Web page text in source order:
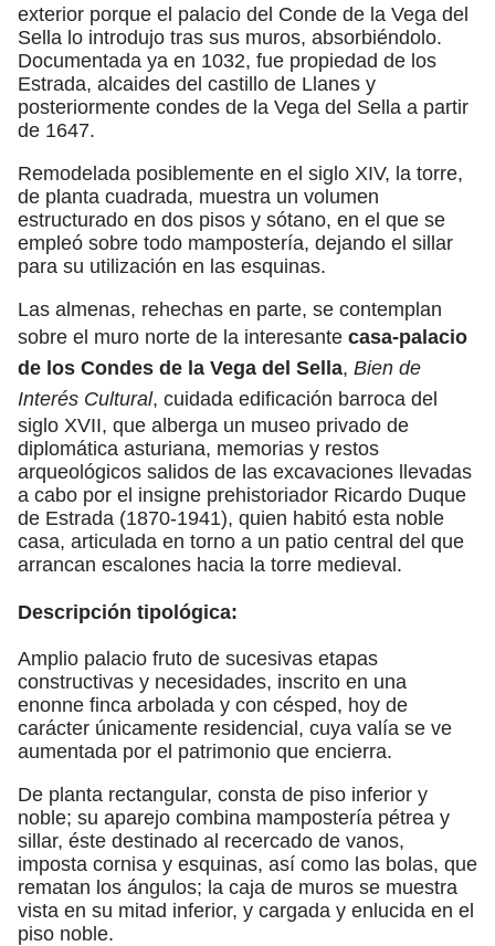
exterior porque el palacio del Conde de la Vega del
Sella lo introdujo tras sus muros, absorbiéndolo.
Documentada ya en 1032, fue propiedad de los
Estrada, alcaides del castillo de Llanes y
posteriormente condes de la Vega del Sella a partir
de 1647.
Remodelada posiblemente en el siglo XIV, la torre,
de planta cuadrada, muestra un volumen
estructurado en dos pisos y sótano, en el que se
empleó sobre todo mampostería, dejando el sillar
para su utilización en las esquinas.
Las almenas, rehechas en parte, se contemplan
sobre el muro norte de la interesante casa-palacio
de los Condes de la Vega del Sella, Bien de
Interés Cultural, cuidada edificación barroca del
siglo XVII, que alberga un museo privado de
diplomática asturiana, memorias y restos
arqueológicos salidos de las excavaciones llevadas
a cabo por el insigne prehistoriador Ricardo Duque
de Estrada (1870-1941), quien habitó esta noble
casa, articulada en torno a un patio central del que
arrancan escalones hacia la torre medieval.
Descripción tipológica:
Amplio palacio fruto de sucesivas etapas
constructivas y necesidades, inscrito en una
enonne finca arbolada y con césped, hoy de
carácter únicamente residencial, cuya valía se ve
aumentada por el patrimonio que encierra.
De planta rectangular, consta de piso inferior y
noble; su aparejo combina mampostería pétrea y
sillar, éste destinado al recercado de vanos,
imposta cornisa y esquinas, así como las bolas, que
rematan los ángulos; la caja de muros se muestra
vista en su mitad inferior, y cargada y enlucida en el
piso noble.